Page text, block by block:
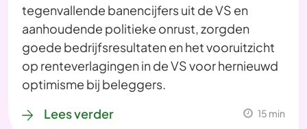
tegenvallende banencijfers uit de VS en
aanhoudende politieke onrust, zorgden
goede bedrijfsresultaten en het vooruitzicht
op renteverlagingen in de VS voor hernieuwd
optimisme bij beleggers.
Lees verder
15 min